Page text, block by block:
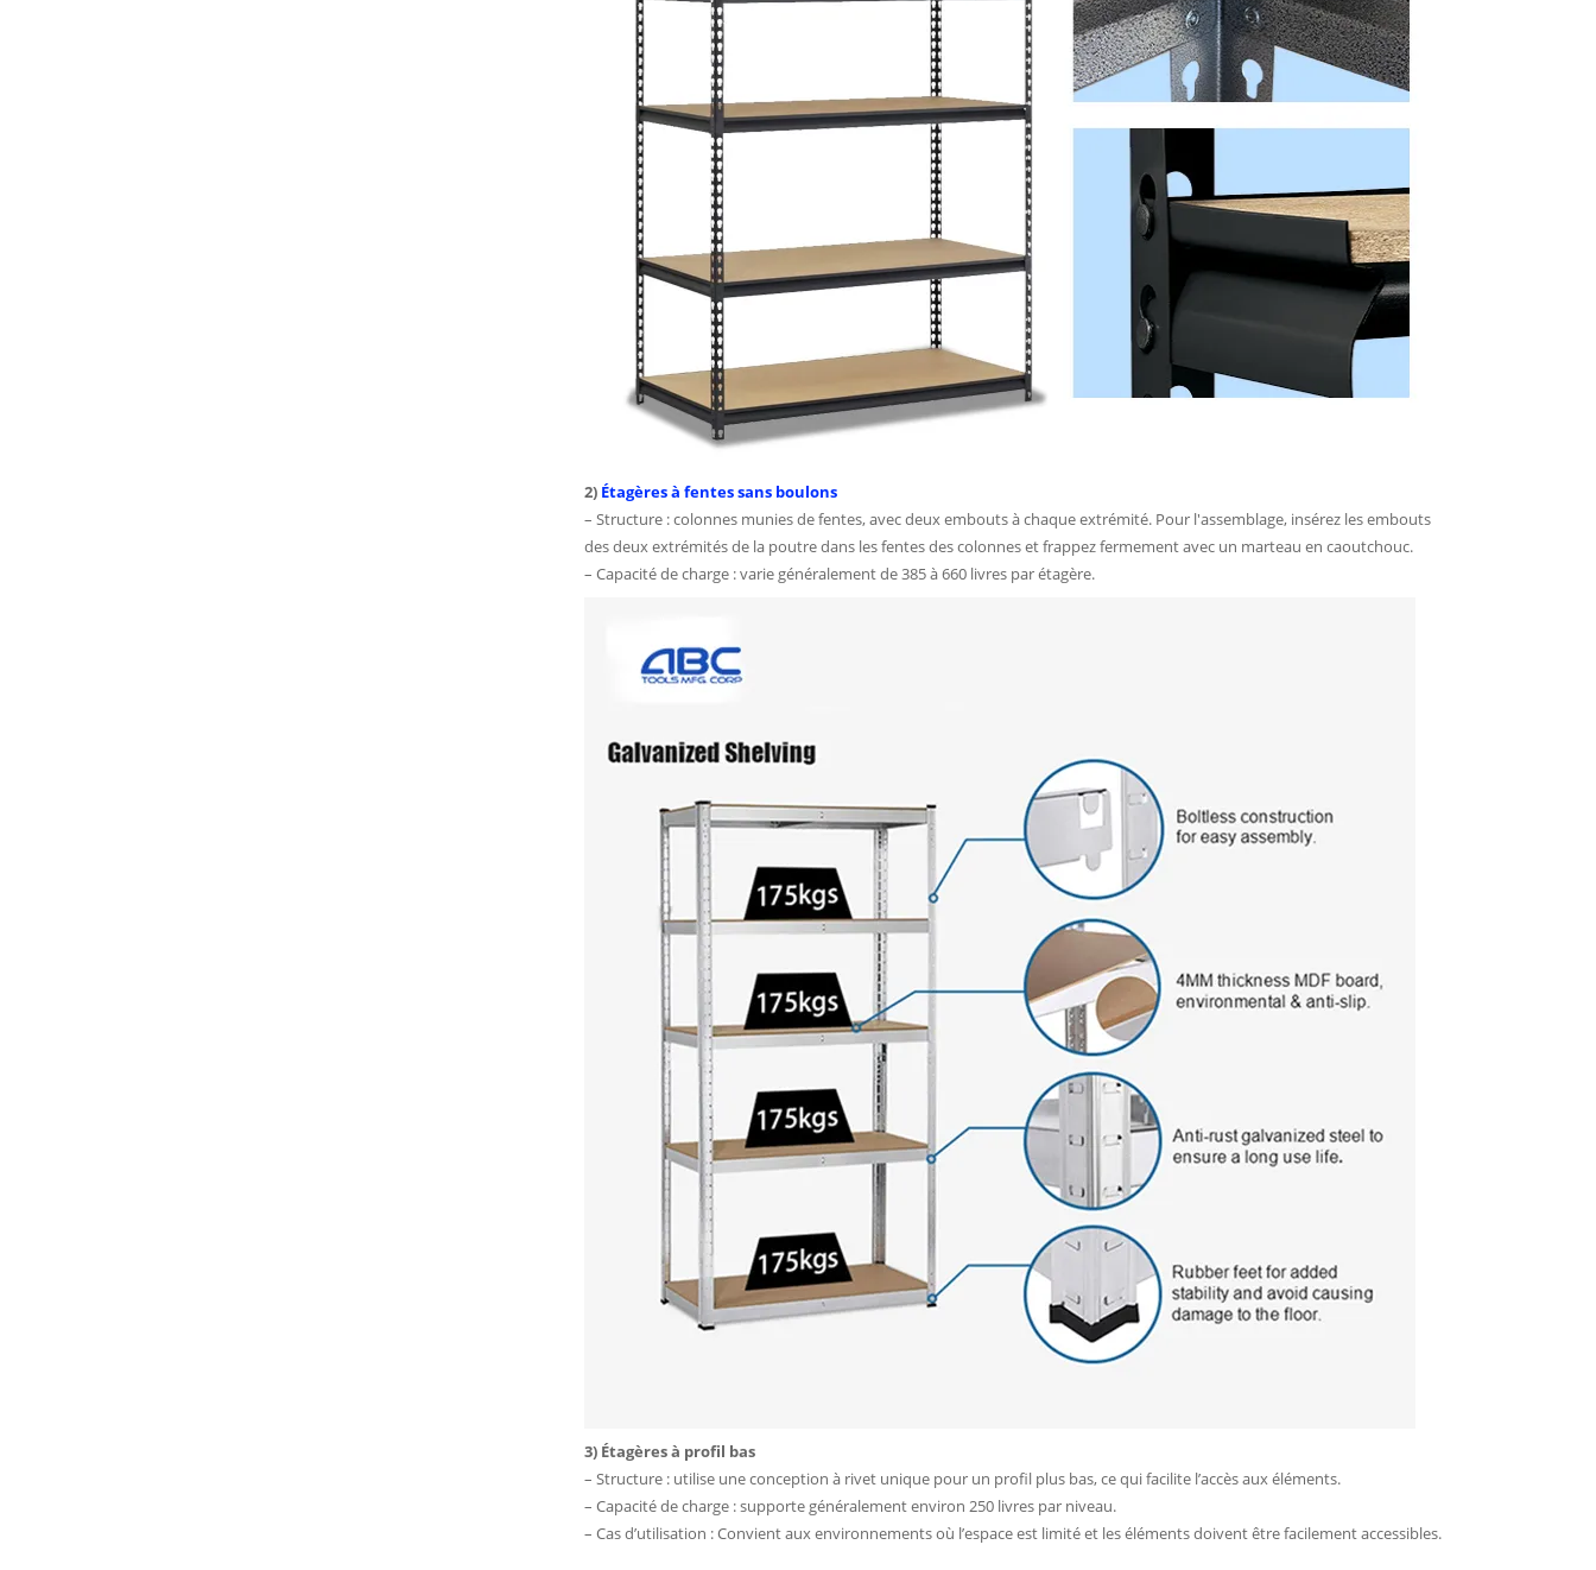
2) Étagères à fentes sans boulons
– Structure : colonnes munies de fentes, avec deux embouts à chaque extrémité. Pour l'assemblage, insérez les embouts
des deux extrémités de la poutre dans les fentes des colonnes et frappez fermement avec un marteau en caoutchouc.
– Capacité de charge : varie généralement de 385 à 660 livres par étagère.
3) Étagères à profil bas
– Structure : utilise une conception à rivet unique pour un profil plus bas, ce qui facilite l’accès aux éléments.
– Capacité de charge : supporte généralement environ 250 livres par niveau.
– Cas d’utilisation : Convient aux environnements où l’espace est limité et les éléments doivent être facilement accessibles.